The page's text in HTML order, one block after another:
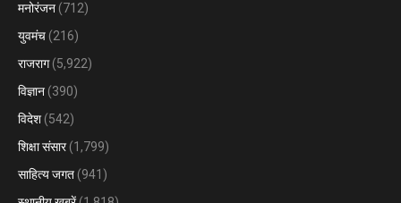
मनोरंजन (712)
युवमंच (216)
राजराग(5,922)
विज्ञान (390)
विदेश (542)
शिक्षा संसार(1,799)
साहित्य जगत (941)